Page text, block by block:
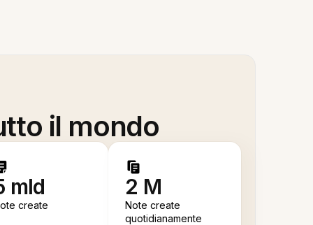
il mondo
mld
create
2 M
Note create
quotidianamente